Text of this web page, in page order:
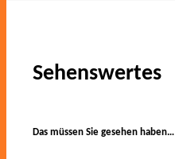
Sehenswertes
Das müssen Sie gesehen haben…